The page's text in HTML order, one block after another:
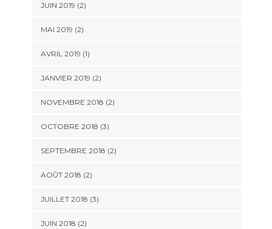
JUIN 2019 (2)
MAI 2019 (2)
AVRIL 2019 (1)
JANVIER 2019 (2)
NOVEMBRE 2018 (2)
OCTOBRE 2018 (3)
SEPTEMBRE 2018 (2)
AOÛT 2018 (2)
JUILLET 2018 (3)
JUIN 2018 (2)